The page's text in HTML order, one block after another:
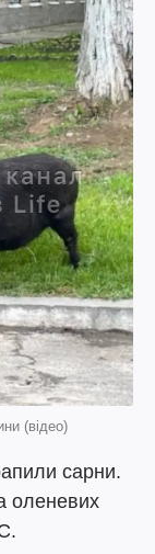
(відео)
сарни.
оленевих